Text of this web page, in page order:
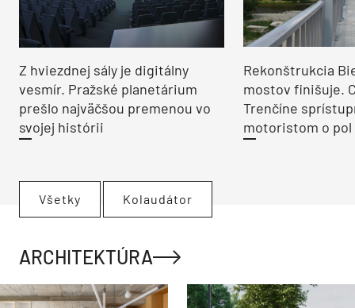
Z hviezdnej sály je digitálny
vesmír. Pražské planetárium
prešlo najväčšou premenou vo
svojej histórii
Rekonštrukcia
mostov finišuje.
Trenčíne
motoristom o pol
Všetky Kolaudátor
ARCHITEKTÚRA